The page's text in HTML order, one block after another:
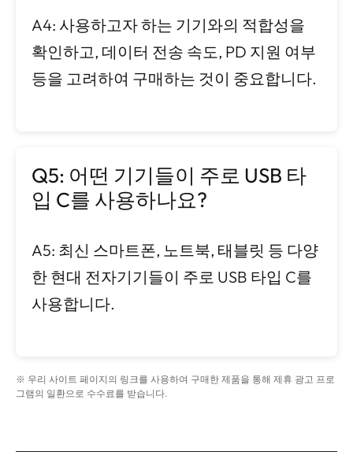
A4: 사용하고자 하는 기기와의 적합성을
확인하고, 데이터 전송 속도, PD 지원 여부
등을 고려하여 구매하는 것이 중요합니다.
Q5: 어떤 기기들이 주로 USB 타
입 C를 사용하나요?
A5: 최신 스마트폰, 노트북, 태블릿 등 다양
한 현대 전자기기들이 주로 USB 타입 C를
사용합니다.
※ 우리 사이트 페이지의 링크를 사용하여 구매한 제품을 통해 제휴 광고 프로
그램의 일환으로 수수료를 받습니다.